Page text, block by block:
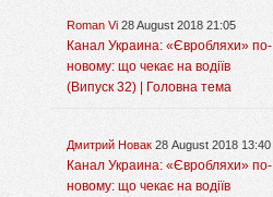
Roman Vi 28 August 2018 21:05
Канал Украина: «Євробляхи» по-
новому: що чекає на водіїв
(Випуск 32) | Головна тема
Дмитрий Новак 28 August 2018 13:40
Канал Украина: «Євробляхи» по-
новому: що чекає на водіїв